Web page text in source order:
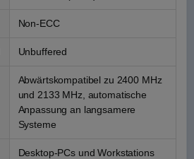
Non-ECC
Unbuffered
Abwärtskompatibel zu 2400 MHz
und 2133 MHz, automatische
Anpassung an langsamere
Systeme
Desktop-PCs und Workstations